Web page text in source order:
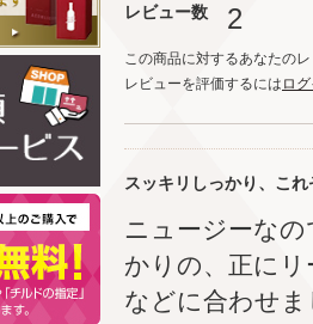
レビュー数
2
この商品に対するあなたの
レビューを評価するには ロ
スッキリしっかり、こ
ニュージーな
かりの、正に
などに合わせ